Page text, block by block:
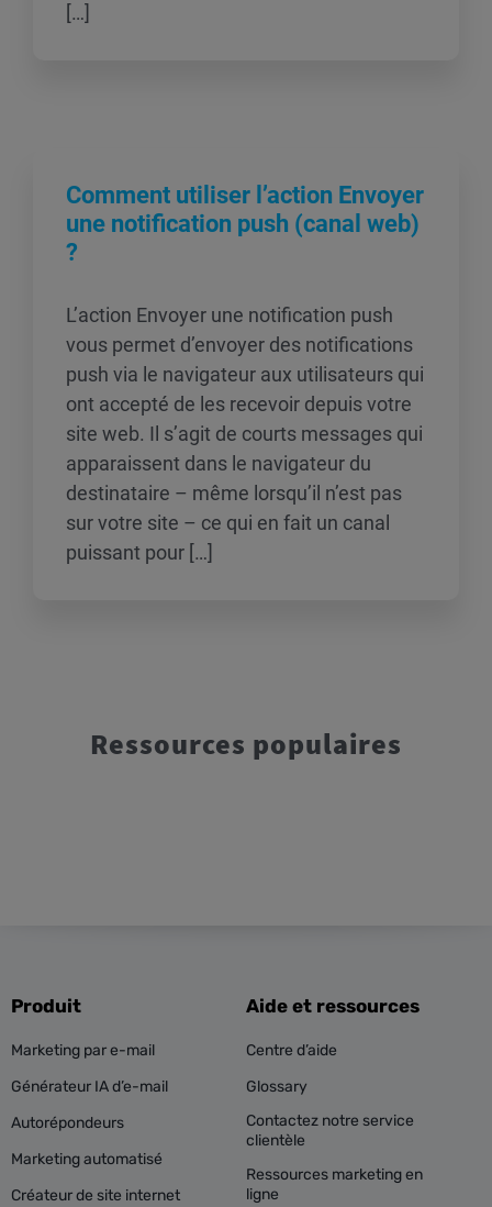
[…]
Comment utiliser l’action Envoyer
une notification push (canal web)
?
L’action Envoyer une notification push
vous permet d’envoyer des notifications
push via le navigateur aux utilisateurs qui
ont accepté de les recevoir depuis votre
site web. Il s’agit de courts messages qui
apparaissent dans le navigateur du
destinataire – même lorsqu’il n’est pas
sur votre site – ce qui en fait un canal
puissant pour […]
Ressources populaires
Produit
Marketing par e-mail
Générateur IA d’e-mail
Autorépondeurs
Marketing automatisé
Créateur de site internet
Aide et ressources
Centre d’aide
Glossary
Contactez notre service
clientèle
Ressources marketing en
ligne